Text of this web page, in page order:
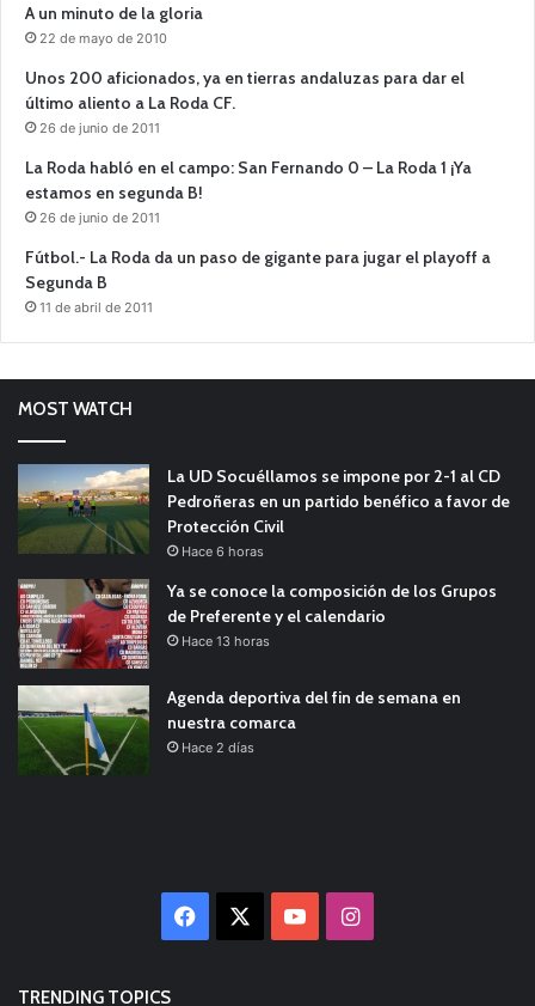
A un minuto de la gloria
22 de mayo de 2010
Unos 200 aficionados, ya en tierras andaluzas para dar el
último aliento a La Roda CF.
26 de junio de 2011
La Roda habló en el campo: San Fernando 0 – La Roda 1 ¡Ya
estamos en segunda B!
26 de junio de 2011
Fútbol.- La Roda da un paso de gigante para jugar el playoff a
Segunda B
11 de abril de 2011
MOST WATCH
La UD Socuéllamos se impone por 2-1 al CD
Pedroñeras en un partido benéfico a favor de
Protección Civil
Hace 6 horas
Ya se conoce la composición de los Grupos
de Preferente y el calendario
Hace 13 horas
Agenda deportiva del fin de semana en
nuestra comarca
Hace 2 días
Facebook YouTubeInstagram
TRENDING TOPICS